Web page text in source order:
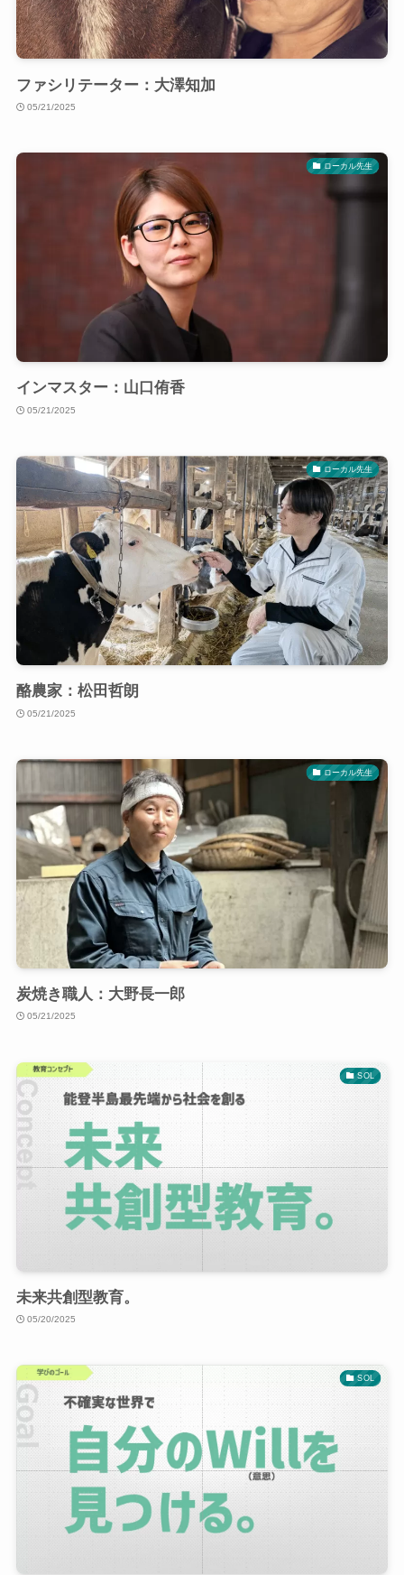
ファシリテーター：大澤知加
05/21/2025
ローカル先生
インマスター：山口侑香
05/21/2025
ローカル先生
酪農家：松田哲朗
05/21/2025
ローカル先生
炭焼き職人：大野長一郎
05/21/2025
SOL
未来共創型教育。
05/20/2025
SOL